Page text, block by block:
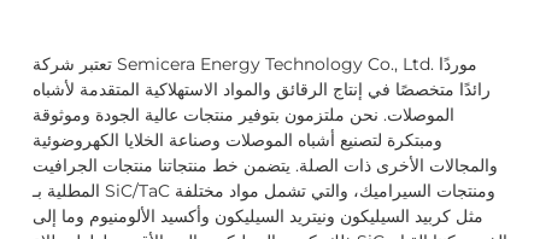
تعتبر شركة Semicera Energy Technology Co., Ltd. موردًا
رائدًا متخصصًا في إنتاج الرقائق والمواد الاستهلاكية المتقدمة لأشباه
الموصلات. نحن ملتزمون بتوفير منتجات عالية الجودة وموثوقة
ومبتكرة لتصنيع أشباه الموصلات وصناعة الخلايا الكهروضوئية
والمجالات الأخرى ذات الصلة. يتضمن خط منتجاتنا منتجات الجرافيت
المطلية بـ SiC/TaC ومنتجات السيراميك، والتي تشمل مواد مختلفة
مثل كربيد السيليكون ونيتريد السيليكون وأكسيد الألومنيوم وما إلى